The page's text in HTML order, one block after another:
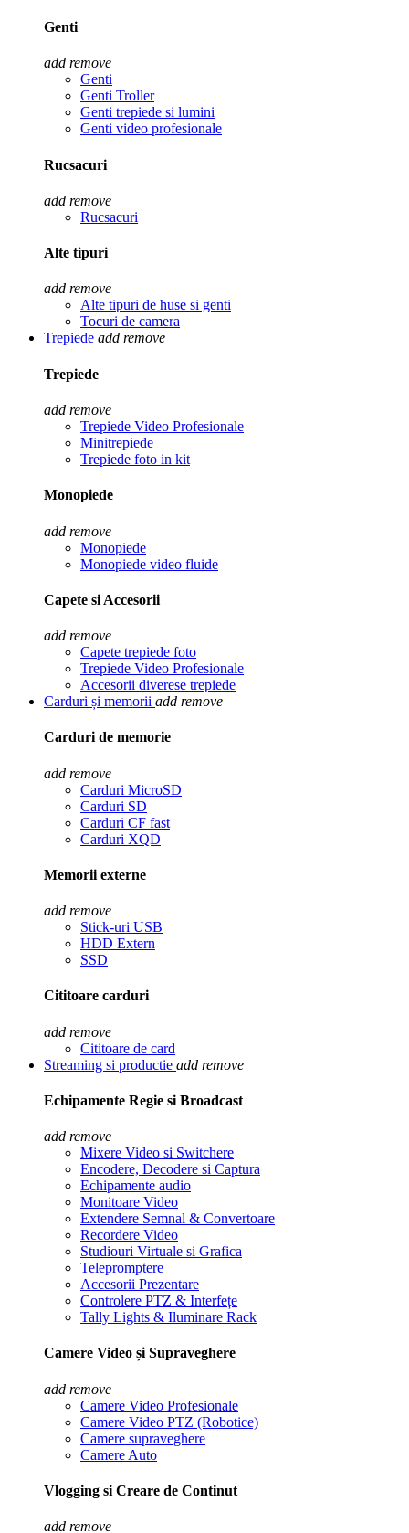
Genti
add remove
Genti
Genti Troller
Genti trepiede si lumini
Genti video profesionale
Rucsacuri
add remove
Rucsacuri
Alte tipuri
add remove
Alte tipuri de huse si genti
Tocuri de camera
Trepiede add remove
Trepiede
add remove
Trepiede Video Profesionale
Minitrepiede
Trepiede foto in kit
Monopiede
add remove
Monopiede
Monopiede video fluide
Capete si Accesorii
add remove
Capete trepiede foto
Trepiede Video Profesionale
Accesorii diverese trepiede
Carduri și memorii add remove
Carduri de memorie
add remove
Carduri MicroSD
Carduri SD
Carduri CF fast
Carduri XQD
Memorii externe
add remove
Stick-uri USB
HDD Extern
SSD
Cititoare carduri
add remove
Cititoare de card
Streaming si productie add remove
Echipamente Regie si Broadcast
add remove
Mixere Video si Switchere
Encodere, Decodere si Captura
Echipamente audio
Monitoare Video
Extendere Semnal & Convertoare
Recordere Video
Studiouri Virtuale si Grafica
Telepromptere
Accesorii Prezentare
Controlere PTZ & Interfețe
Tally Lights & Iluminare Rack
Camere Video și Supraveghere
add remove
Camere Video Profesionale
Camere Video PTZ (Robotice)
Camere supraveghere
Camere Auto
Vlogging si Creare de Continut
add remove